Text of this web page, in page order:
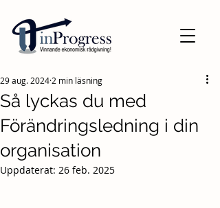
Så lyckas du med
Förändringsledning i din
organisation
29 aug. 2024 2 min läsning
Uppdaterat: 26 feb. 2025